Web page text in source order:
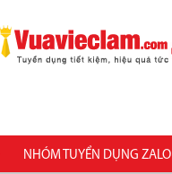
NHÓM TUYỂN DỤNG ZALO